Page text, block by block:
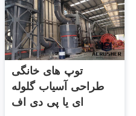
توپ های خانگی
طراحی آسیاب گلوله
ای یا پی دی اف